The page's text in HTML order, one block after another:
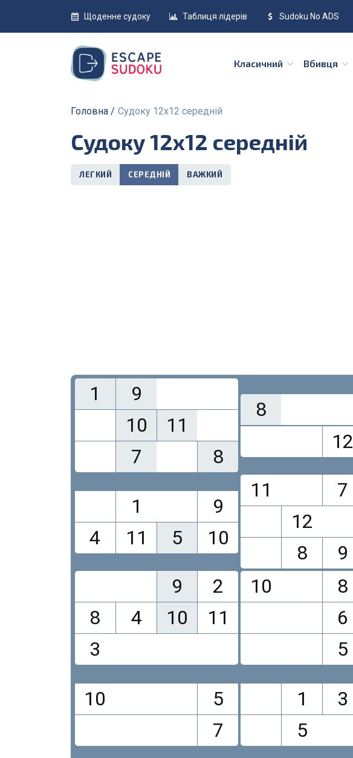
Щоденне судоку Таблиця лідерів Sudoku No ADS
Класичний Вбивця
Головна Судоку 12x12 середній
Судоку 12x12 середній
ЛЕГКИЙ СЕРЕДНІЙ ВАЖКИЙ
1
9
10
11
7
8
8
12
1
9
4
11 5 10
11 7
12
8
9
9
2
8
4 10
11
3
10
8
6
5
10
5
7
1
3
5